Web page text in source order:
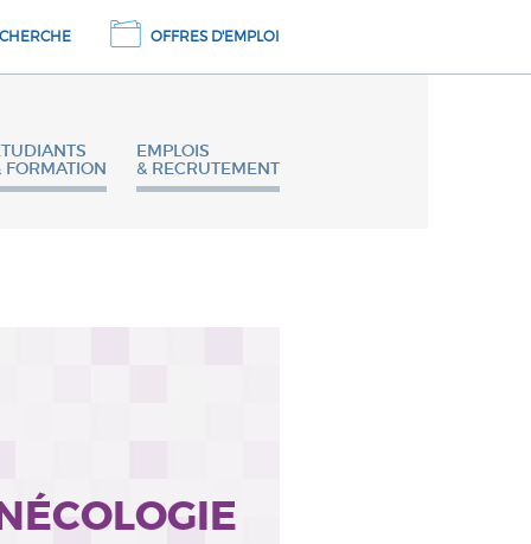
OFFRES D'EMPLOI
FORMATION
EMPLOIS
& RECRUTEMENT